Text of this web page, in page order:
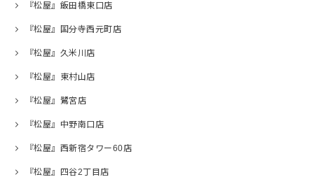
『松屋』飯田橋東口店
『松屋』国分寺西元町店
『松屋』久米川店
『松屋』東村山店
『松屋』鷺宮店
『松屋』中野南口店
『松屋』西新宿タワー60店
『松屋』四谷2丁目店